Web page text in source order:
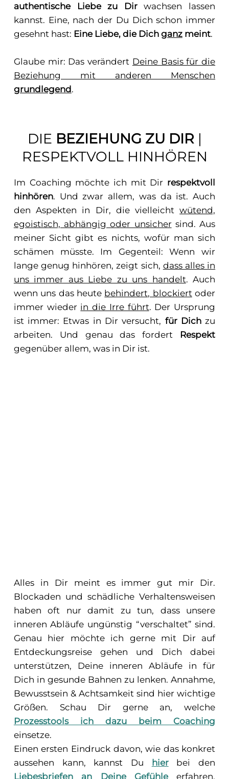
authentische Liebe zu Dirwachsen lassen
kannst. Eine, nach der Du Dich schon immer
gesehnt hast: Eine Liebe, die Dich ganzmeint.
Glaube mir: Das verändert Deine Basis für die
Beziehung mit anderen Menschen
grundlegend.
DIE BEZIEHUNG ZU DIR|
RESPEKTVOLL HINHÖREN
Im Coaching möchte ich mit Dir respektvoll
hinhören. Und zwar allem, was da ist. Auch
den Aspekten in Dir, die vielleichtwütend,
egoistisch, abhängig oder unsichersind. Aus
meiner Sicht gibt es nichts, wofür man sich
schämen müsste. Im Gegenteil: Wenn wir
lange genug hinhören, zeigt sich, dass alles in
uns immer aus Liebe zu uns handelt. Auch
wenn uns das heute behindert, blockiert oder
immer wieder in die Irre führt. Der Ursprung
ist immer: Etwas in Dir versucht, für Dichzu
arbeiten. Und genau das fordert Respekt
gegenüber allem, was in Dir ist.
Alles in Dir meint es immer gut mir Dir.
Blockaden und schädliche Verhaltensweisen
haben oft nur damit zu tun, dass unsere
inneren Abläufe ungünstig “verschaltet” sind.
Genau hier möchte ich gerne mit Dir auf
Entdeckungsreise gehen und Dich dabei
unterstützen, Deine inneren Abläufe in für
Dich in gesunde Bahnen zu lenken. Annahme,
Bewusstsein & Achtsamkeit sind hier wichtige
Größen. Schau Dir gerne an, welche
Prozesstools ich dazu beim Coaching
einsetze.
Einen ersten Eindruck davon, wie das konkret
aussehen kann, kannst Du hierbei den
Liebesbriefen an Deine Gefühleerfahren.